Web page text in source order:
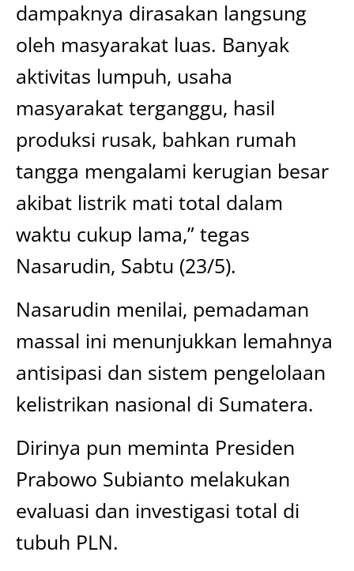
dampaknya dirasakan langsung
oleh masyarakat luas. Banyak
aktivitas lumpuh, usaha
masyarakat terganggu, hasil
produksi rusak, bahkan rumah
tangga mengalami kerugian besar
akibat listrik mati total dalam
waktu cukup lama,” tegas
Nasarudin, Sabtu (23/5).
Nasarudin menilai, pemadaman
massal ini menunjukkan lemahnya
antisipasi dan sistem pengelolaan
kelistrikan nasional di Sumatera.
Dirinya pun meminta Presiden
Prabowo Subianto melakukan
evaluasi dan investigasi total di
tubuh PLN.